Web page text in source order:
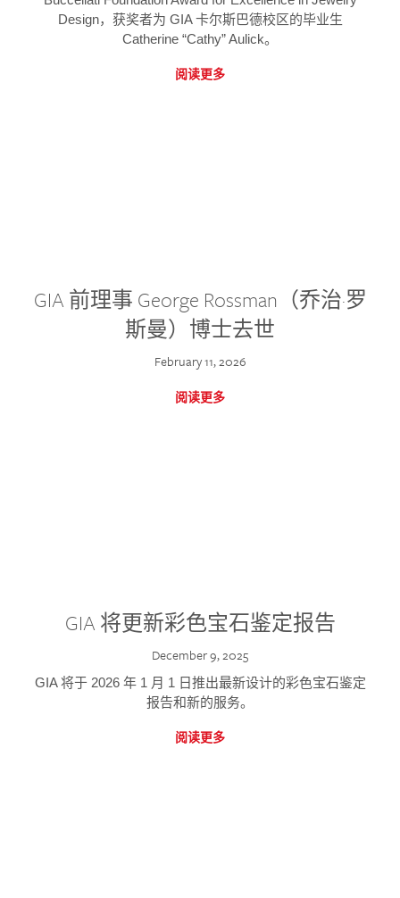
Design，获奖者为 GIA 卡尔斯巴德校区的毕业生
Catherine “Cathy” Aulick。
阅读更多
GIA 前理事 George Rossman（乔治·罗
斯曼）博士去世
February 11, 2026
阅读更多
GIA 将更新彩色宝石鉴定报告
December 9, 2025
GIA 将于 2026 年 1 月 1 日推出最新设计的彩色宝石鉴定
报告和新的服务。
阅读更多